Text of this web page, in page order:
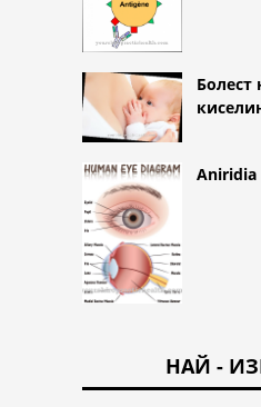
Болест
Aniridia
НАЙ -